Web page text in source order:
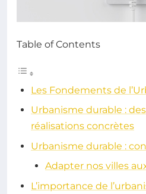
Table of Contents
Les Fondements de
Urbanisme durable :
réalisations concrètes
Urbanisme durable :
Adapter nos villes
L’importance de